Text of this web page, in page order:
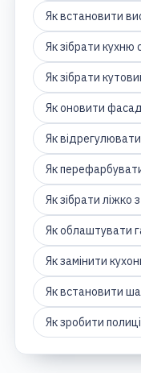
Як встановити
Як зібрати кухню
Як зібрати
Як оновити
Як
Як
Як зібрати ліжко
Як облаштувати
Як замінити
Як встановити
Як зробити